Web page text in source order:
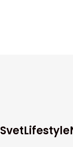
SvetLifestyle